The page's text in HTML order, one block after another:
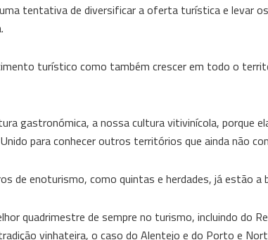
tentativa de diversificar a oferta turística e levar
turístico como também crescer em todo o
gastronómica, a nossa cultura vitivinícola, porque
para conhecer outros territórios que ainda não
de enoturismo, como quintas e herdades, já estão a
quadrimestre de sempre no turismo, incluindo do
vinhateira, o caso do Alentejo e do Porto e